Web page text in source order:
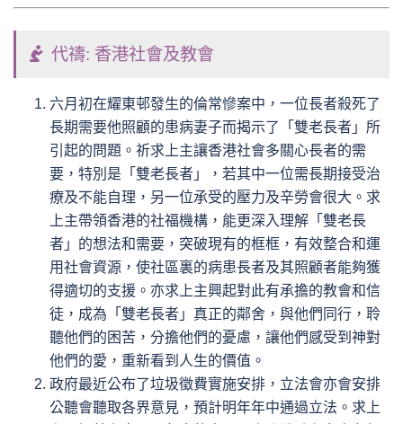
代禱: 香港社會及教會
六月初在耀東邨發生的倫常慘案中，一位長者殺死了
長期需要他照顧的患病妻子而揭示了「雙老長者」所
引起的問題。祈求上主讓香港社會多關心長者的需
要，特別是「雙老長者」，若其中一位需長期接受治
療及不能自理，另一位承受的壓力及辛勞會很大。求
上主帶領香港的社福機構，能更深入理解「雙老長
者」的想法和需要，突破現有的框框，有效整合和運
用社會資源，使社區裏的病患長者及其照顧者能夠獲
得適切的支援。亦求上主興起對此有承擔的教會和信
徒，成為「雙老長者」真正的鄰舍，與他們同行，聆
聽他們的困苦，分擔他們的憂慮，讓他們感受到神對
他們的愛，重新看到人生的價值。
政府最近公布了垃圾徵費實施安排，立法會亦會安排
公聽會聽取各界意見，預計明年年中通過立法。求上